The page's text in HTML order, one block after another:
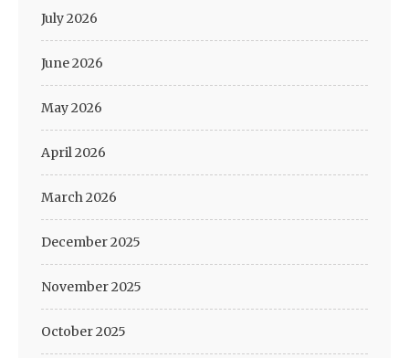
July 2026
June 2026
May 2026
April 2026
March 2026
December 2025
November 2025
October 2025